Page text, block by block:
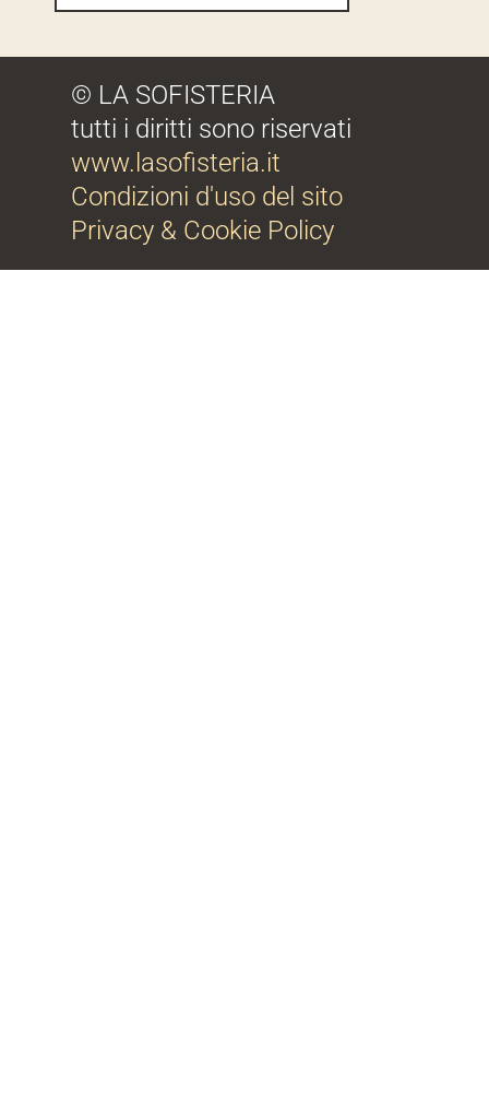
© LA SOFISTERIA
tutti i diritti sono riservati
www.lasofisteria.it
Condizioni d'uso del sito
Privacy & Cookie Policy